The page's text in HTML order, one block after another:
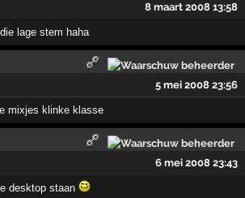
8 maart 2008 13:58
lage stem haha
5 mei 2008 23:56
mixjes klinke klasse
6 mei 2008 23:43
desktop staan